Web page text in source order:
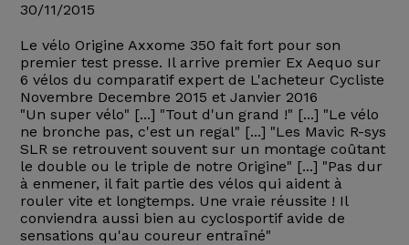
30/11/2015
Le vélo Origine Axxome 350 fait fort pour son
premier test presse. Il arrive premier Ex Aequo sur
6 vélos du comparatif expert de L'acheteur Cycliste
Novembre Decembre 2015 et Janvier 2016
"Un super vélo" [...] "Tout d'un grand !" [...] "Le vélo
ne bronche pas, c'est un regal" [...] "Les Mavic R-sys
SLR se retrouvent souvent sur un montage coûtant
le double ou le triple de notre Origine" [...] "Pas dur
à enmener, il fait partie des vélos qui aident à
rouler vite et longtemps. Une vraie réussite ! Il
conviendra aussi bien au cyclosportif avide de
sensations qu'au coureur entraîné"